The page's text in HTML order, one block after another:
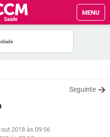
MENU
Seguinte
out 2018 às 09:56